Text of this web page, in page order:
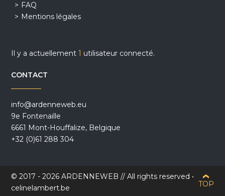
FAQ
Mentions légales
Il y a actuellement1 utilisateur connecté.
CONTACT
info@ardenneweb.eu
9e Fontenaille
6661 Mont-Houffalize, Belgique
+32 (0)61 288 304
© 2017 - 2026 ARDENNEWEB // All rights reserved •
celinelambert.be
TOP